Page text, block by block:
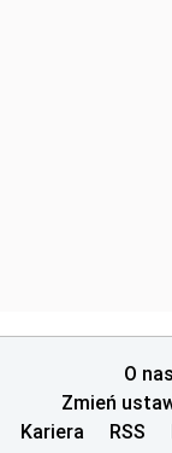
O nas
Zmień
Kariera
RSS